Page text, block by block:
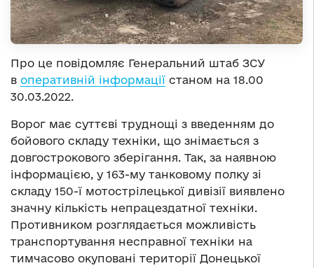
Про це повідомляє Генеральний штаб ЗСУ
в оперативній інформації станом на 18.00
30.03.2022.
Ворог має суттєві труднощі з введенням до
бойового складу техніки, що знімається з
довгострокового зберігання. Так, за наявною
інформацією, у 163-му танковому полку зі
складу 150-ї мотострілецької дивізії виявлено
значну кількість непрацездатної техніки.
Противником розглядається можливість
транспортування несправної техніки на
тимчасово окуповані території Донецької